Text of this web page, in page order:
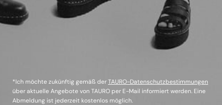
*Ich möchte zukünftig gemäß derTAURO-Datenschutzbestimmungen
über aktuelle Angebote von TAURO per E-Mail informiert werden. Eine
Abmeldung ist jederzeit kostenlos möglich.